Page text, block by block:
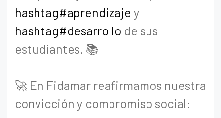
hashtag#aprendizaje y
hashtag#desarrollo de sus
estudiantes. 📚
🚀 En Fidamar reafirmamos nuestra
convicción y compromiso social: